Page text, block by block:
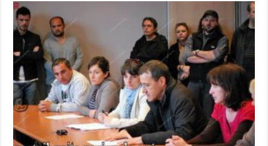
interpellations/déportations
:
Corsica
Libera
tient
conférence
de
presse
à
l’Assemblée
de
#Corse